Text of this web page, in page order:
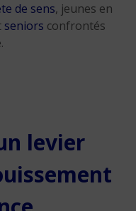
de sens, jeunes en
seniors confrontés
levier